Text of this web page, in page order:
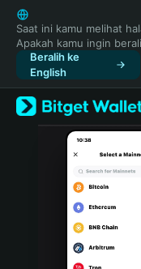
English
日本語
Tiếng Việt
Русский
Español
Türkçe
Italiano
Português (Portugal)
Bahasa Indonesia
Saat ini kamu melihat
Apakah kamu ingin
Beralih ke
English